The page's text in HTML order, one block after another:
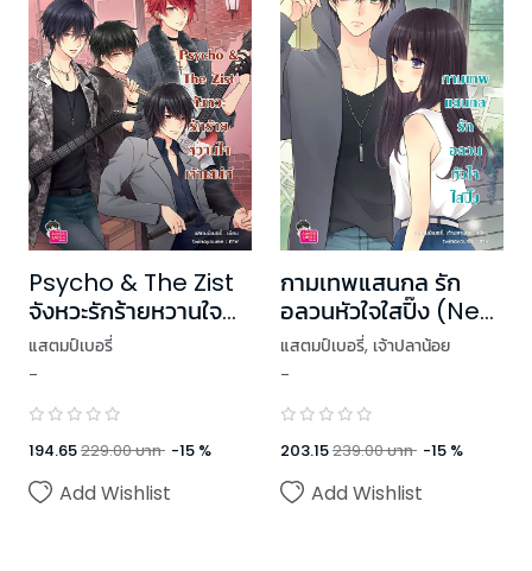
Psycho & The Zist
จังหวะรักร้ายหวานใจ
เจ้าเสน่ห์ (New
Edition)
แสตมป์เบอรี่
-
194.65229.00บาท -15 %
Add Wishlist
กามเทพแสนกล รัก
อลวนหัวใจใสปิ๊ง (New
Edition)
แสตมป์เบอรี่, เจ้าปลาน้อย
-
203.15239.00บาท -15 %
Add Wishlist